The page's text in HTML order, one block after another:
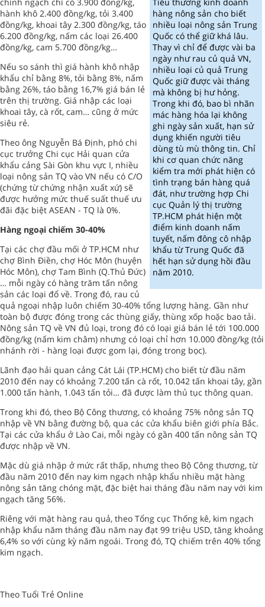
hàng nông sản cho biết
nhiều loại nông sản Trung
Quốc có thể giữ khá lâu.
Thay vì chỉ để được vài ba
ngày như rau củ quả VN,
nhiều loại củ quả Trung
Quốc giữ được vài tháng
mà không bị hư hỏng.
Trong khi đó, bao bì nhãn
mác hàng hóa lại không
ghi ngày sản xuất, hạn sử
dụng khiến người tiêu
dùng tù mù thông tin. Chỉ
khi cơ quan chức năng
kiểm tra mới phát hiện có
tình trạng bán hàng quá
đát, như trường hợp Chi
cục Quản lý thị trường
TP.HCM phát hiện một
điểm kinh doanh nấm
tuyết, nấm đông cô nhập
khẩu từ Trung Quốc đã
hết hạn sử dụng hồi đầu
năm 2010.
hành khô 2.400 đồng/kg, tỏi 3.400
đồng/kg, khoai tây 2.300 đồng/kg, táo
6.200 đồng/kg, nấm các loại 26.400
đồng/kg, cam 5.700 đồng/kg…
Nếu so sánh thì giá hành khô nhập
khẩu chỉ bằng 8%, tỏi bằng 8%, nấm
bằng 26%, táo bằng 16,7% giá bán lẻ
trên thị trường. Giá nhập các loại
khoai tây, cà rốt, cam… cũng ở mức
siêu rẻ.
Theo ông Nguyễn Bá Định, phó chi
cục trưởng Chi cục Hải quan cửa
khẩu cảng Sài Gòn khu vực I, nhiều
loại nông sản TQ vào VN nếu có C/O
(chứng từ chứng nhận xuất xứ) sẽ
được hưởng mức thuế suất thuế ưu
đãi đặc biệt ASEAN - TQ là 0%.
Hàng ngoại chiếm 30-40%
Tại các chợ đầu mối ở TP.HCM như
chợ Bình Điền, chợ Hóc Môn (huyện
Hóc Môn), chợ Tam Bình (Q.Thủ Đức)
… mỗi ngày có hàng trăm tấn nông
sản các loại đổ về. Trong đó, rau củ
quả ngoại nhập luôn chiếm 30-40% tổng lượng hàng. Gần như
toàn bộ được đóng trong các thùng giấy, thùng xốp hoặc bao tải.
Nông sản TQ về VN đủ loại, trong đó có loại giá bán lẻ tới 100.000
đồng/kg (nấm kim châm) nhưng có loại chỉ hơn 10.000 đồng/kg (tỏi
nhánh rời - hàng loại được gom lại, đóng trong bọc).
Lãnh đạo hải quan cảng Cát Lái (TP.HCM) cho biết từ đầu năm
2010 đến nay có khoảng 7.200 tấn cà rốt, 10.042 tấn khoai tây, gần
1.000 tấn hành, 1.043 tấn tỏi… đã được làm thủ tục thông quan.
Trong khi đó, theo Bộ Công thương, có khoảng 75% nông sản TQ
nhập về VN bằng đường bộ, qua các cửa khẩu biên giới phía Bắc.
Tại các cửa khẩu ở Lào Cai, mỗi ngày có gần 400 tấn nông sản TQ
được nhập về VN.
Mặc dù giá nhập ở mức rất thấp, nhưng theo Bộ Công thương, từ
đầu năm 2010 đến nay kim ngạch nhập khẩu nhiều mặt hàng
nông sản tăng chóng mặt, đặc biệt hai tháng đầu năm nay với kim
ngạch tăng 56%.
Riêng với mặt hàng rau quả, theo Tổng cục Thống kê, kim ngạch
nhập khẩu năm tháng đầu năm nay đạt 99 triệu USD, tăng khoảng
6,4% so với cùng kỳ năm ngoái. Trong đó, TQ chiếm trên 40% tổng
kim ngạch.
Theo Tuổi Trẻ Online